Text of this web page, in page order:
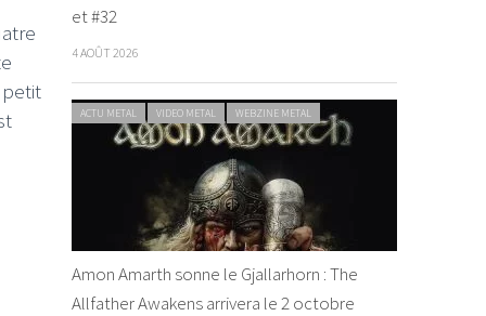
et #32
4 AOÛT 2026
ACTU METAL VIDEO METAL WEBZINE METAL
Amon Amarth sonne le Gjallarhorn : The
Allfather Awakens arrivera le 2 octobre